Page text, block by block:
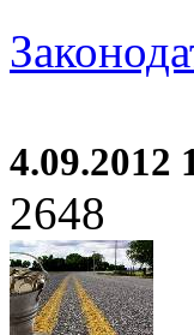
4.09.2012
2648